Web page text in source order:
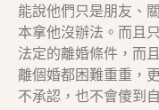
能說他們只是朋友、
本拿他沒辦法。而且
法定的離婚條件，而
離個婚都困難重重，
不承認，也不會傻到